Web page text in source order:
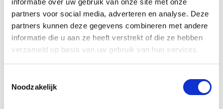
informatie over uw gebruik van onze site met onze
partners voor social media, adverteren en analyse. Deze
partners kunnen deze gegevens combineren met andere
informatie die u aan ze heeft verstrekt of die ze hebben
verzameld op basis van uw gebruik van hun services.
Noodzakelijk
Gerelateerde
producten